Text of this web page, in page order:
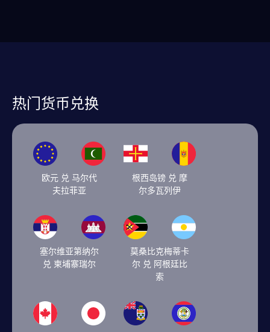
热门货币兑换
欧元 兑 马尔代
夫拉菲亚
根西岛镑 兑 摩
尔多瓦列伊
塞尔维亚第纳尔
兑 柬埔寨瑞尔
莫桑比克梅蒂卡
尔 兑 阿根廷比
索